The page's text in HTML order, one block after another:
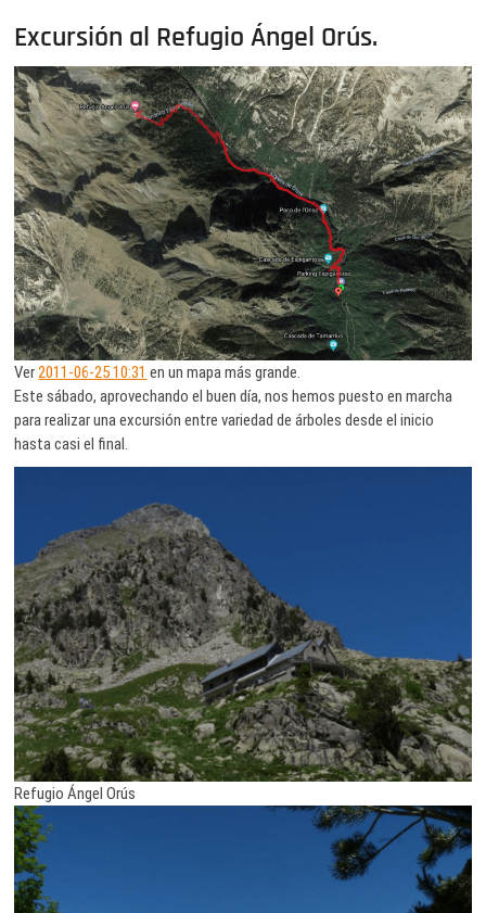
Excursión al Refugio Ángel Orús.
Ver2011-06-25 10:31 en un mapa más grande.
Este sábado, aprovechando el buen día, nos hemos puesto en marcha
para realizar una excursión entre variedad de árboles desde el inicio
hasta casi el final.
Refugio Ángel Orús